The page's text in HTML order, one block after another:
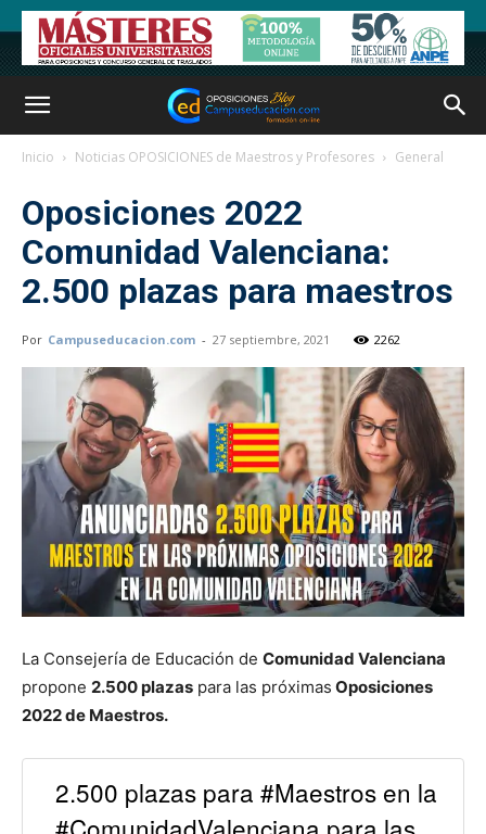
Inicio Noticias OPOSICIONES de Maestros y Profesores General
Oposiciones 2022
Comunidad Valenciana:
2.500 plazas para maestros
Por Campuseducacion.com - 27 septiembre, 2021 2262
La Consejería de Educación de Comunidad Valenciana
propone 2.500 plazas para las próximas Oposiciones
2022 de Maestros.
2.500 plazas para #Maestros en la